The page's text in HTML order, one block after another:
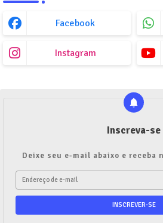
Facebook
Instagram
Inscreva-se
Deixe seu e-mail abaixo e receba